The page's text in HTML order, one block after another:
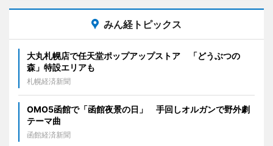
みん経トピックス
大丸札幌店で任天堂ポップアップストア 「どうぶつの
森」特設エリアも
札幌経済新聞
OMO5函館で「函館夜景の日」 手回しオルガンで野外劇
テーマ曲
函館経済新聞